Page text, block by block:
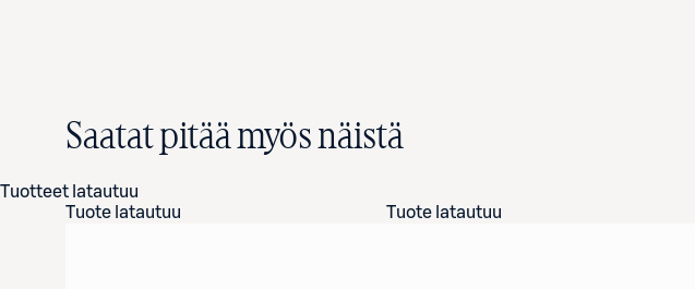
Saatat pitää myös näistä
Tuotteet latautuu
Tuote latautuu
Tuote latautuu